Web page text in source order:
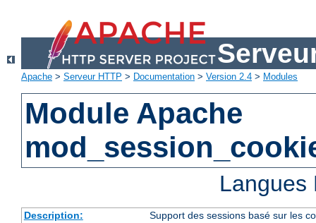
Apache > Serveur HTTP > Documentation > Version 2.4 > Modules
Module Apache
Description:
Support des sessions basé sur les